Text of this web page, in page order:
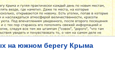
на южном берегу Крыма